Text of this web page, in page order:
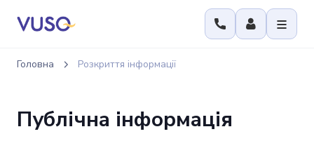
Головна Розкриття інформації
Публічна інформація